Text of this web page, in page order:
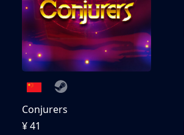
Conjurers
¥ 41